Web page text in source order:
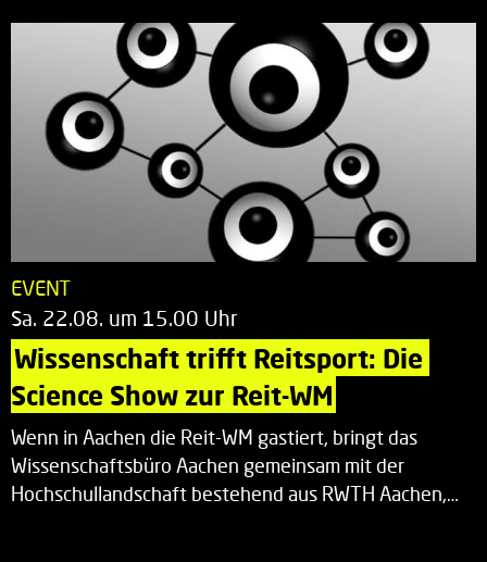
EVENT
Sa. 22.08. um 15.00 Uhr
Wissenschaft trifft Reitsport: Die
Science Show zur Reit-WM
Wenn in Aachen die Reit-WM gastiert, bringt das
Wissenschaftsbüro Aachen gemeinsam mit der
Hochschullandschaft bestehend aus RWTH Aachen,…